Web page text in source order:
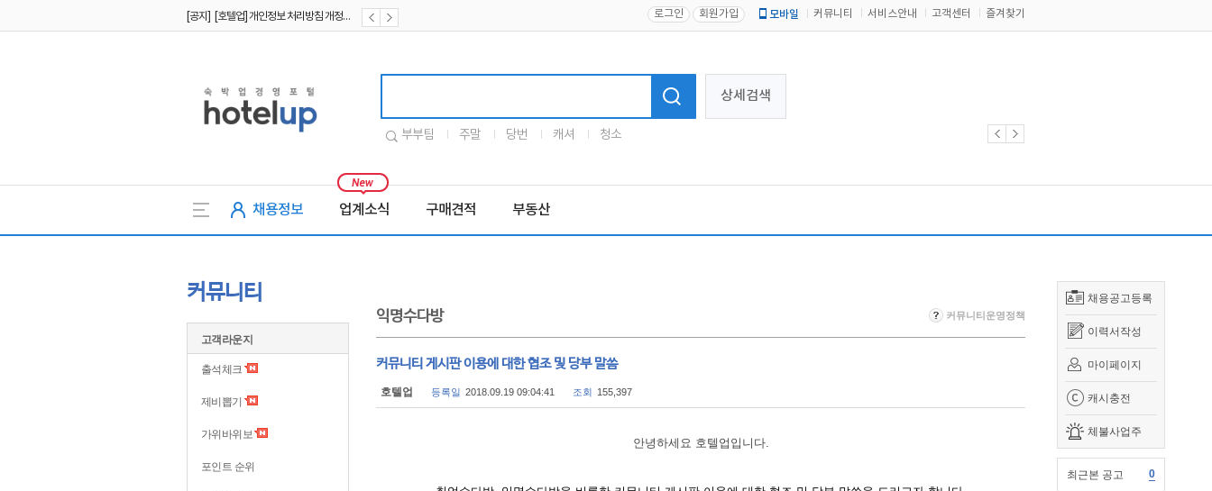
[공지] [호텔업] 유료서비스 이용약관 개정본2 (19.09.02) 로그인 회원가입 모바일 커뮤니티 서비스안내 고객센터 즐겨찾기
상세검색
부부팀 주말 당번 캐셔 청소
채용정보 업계소식 구매견적 부동산
채용공고등록
이력서작성
마이페이지
캐시충전
체불사업주
최근본 공고 0
커뮤니티
고객라운지
출석체크
제비뽑기
가위바위보
포인트 순위
익명수다방 커뮤니티운영정책
커뮤니티 게시판 이용에 대한 협조 및 당부 말씀
호텔업 등록일 2018.09.19 09:04:41 조회 155,397
안녕하세요 호텔업입니다.